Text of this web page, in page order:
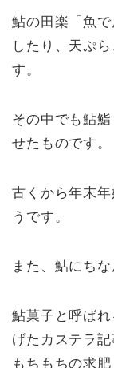
鮎の田楽「魚
したり、天ぷ
す。
その中でも鮎
せたものです。
古くから年末
うです。
また、鮎にち
鮎菓子と呼ば
げたカステラ
もちもちの求